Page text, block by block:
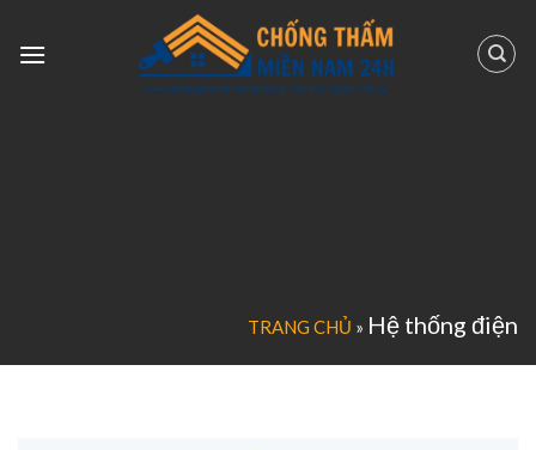
TRANG CHỦ » Hệ thống điện